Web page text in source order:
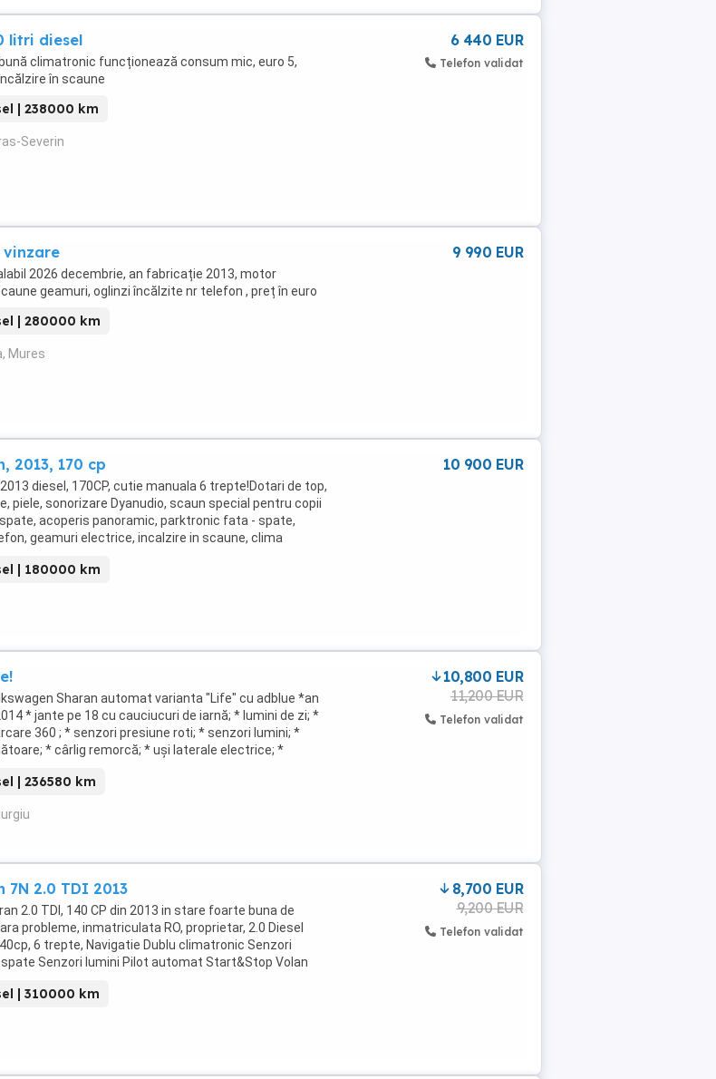
litri diesel
climatronic funcționează consum mic, euro 5,
în scaune
| 238000 km
Severin
6 440 EUR
Telefon validat
vinzare
2026 decembrie, an fabricație 2013, motor
geamuri, oglinzi încălzite nr telefon , preț în euro
| 280000 km
Mures
9 990 EUR
2013, 170 cp
diesel, 170CP, cutie manuala 6 trepte!Dotari de top,
piele, sonorizare Dyanudio, scaun special pentru copii
acoperis panoramic, parktronic fata - spate,
geamuri electrice, incalzire in scaune, clima
| 180000 km
10 900 EUR
Sharan automat varianta "Life" cu adblue *an
* jante pe 18 cu cauciucuri de iarnă; * lumini de zi; *
360 ; * senzori presiune roti; * senzori lumini; *
* cârlig remorcă; * uși laterale electrice; *
| 236580 km
10,800 EUR
11,200 EUR
Telefon validat
7N 2.0 TDI 2013
2.0 TDI, 140 CP din 2013 in stare foarte buna de
probleme, inmatriculata RO, proprietar, 2.0 Diesel
6 trepte, Navigatie Dublu climatronic Senzori
Senzori lumini Pilot automat Start&Stop Volan
| 310000 km
8,700 EUR
9,200 EUR
Telefon validat